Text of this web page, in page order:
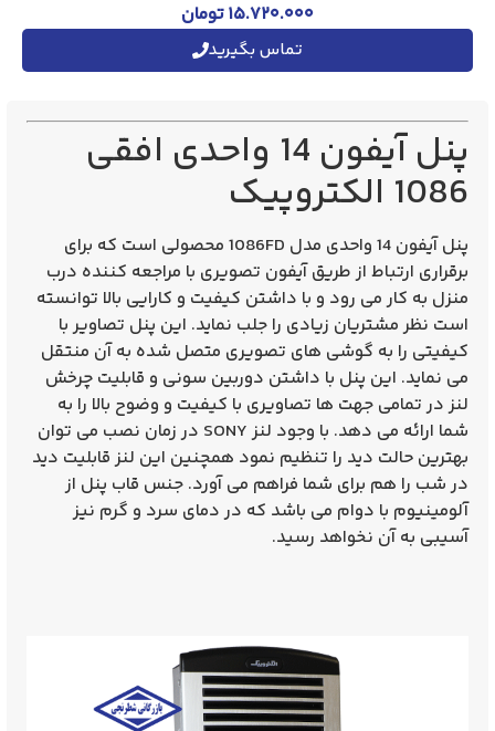
۱۵.۷۲۰.۰۰۰تومان
تماس بگیرید
پنل آیفون 14 واحدی افقی
1086 الکتروپیک
پنل آیفون 14 واحدی مدل 1086FD محصولی است که برای
برقراری ارتباط از طریقآیفون تصویری با مراجعه کننده درب
منزل به کار می رود و با داشتن کیفیت و کارایی بالا توانسته
است نظر مشتریان زیادی را جلب نماید. این پنل تصاویر با
کیفیتی را به گوشی های تصویری متصل شده به آن منتقل
می نماید. این پنل با داشتن دوربین سونی و قابلیت چرخش
لنز در تمامی جهت ها تصاویری با کیفیت و وضوح بالا را به
شما ارائه می دهد. با وجود لنز SONY در زمان نصب می توان
بهترین حالت دید را تنظیم نمود همچنین این لنز قابلیت دید
در شب را هم برای شما فراهم می آورد. جنس قاب پنل از
آلومینیوم با دوام می باشد که در دمای سرد و گرم نیز
آسیبی به آن نخواهد رسید.